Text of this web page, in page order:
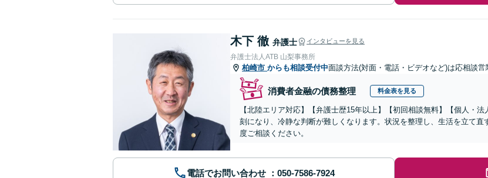
木下 徹 弁護士 インタビューを見る
弁護士法人ATB 山梨事務所
柏崎市 からも相談受付中面談方法(対面・電話・ビデオなど)は応相談営
消費者金融の債務整理 料金表を見る
【北陸エリア対応】【弁護士歴15年以上】【初回相談無料】【個人・
刻になり、冷静な判断が難しくなります。状況を整理し、生活を立て
度ご相談ください。
電話でお問い合わせ